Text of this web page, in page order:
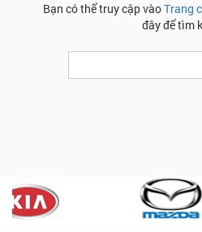
Bạn có thể truy cập vàoTrang
đây để tìm